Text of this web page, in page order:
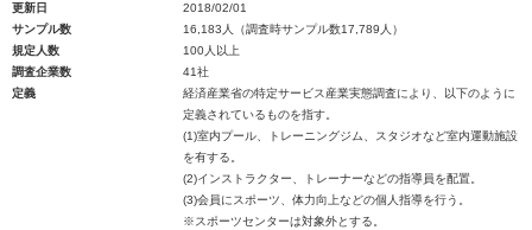
更新日
2018/02/01
サンプル数
16,183人（調査時サンプル数17,789人）
規定人数
100人以上
調査企業数
41社
定義
経済産業省の特定サービス産業実態調査により、以下のように
定義されているものを指す。
(1)室内プール、トレーニングジム、スタジオなど室内運動施設
を有する。
(2)インストラクター、トレーナーなどの指導員を配置。
(3)会員にスポーツ、体力向上などの個人指導を行う。
※スポーツセンターは対象外とする。